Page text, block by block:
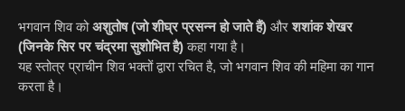
भगवान शिव कोअशुतोष (जो शीघ्र प्रसन्न हो जाते हैं) औरशशांक शेखर
(जिनके सिर पर चंद्रमा सुशोभित है)कहा गया है।
यह स्तोत्र प्राचीन शिव भक्तों द्वारा रचित है, जो भगवान शिव की महिमा का गान
करता है।